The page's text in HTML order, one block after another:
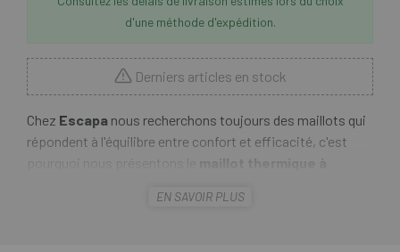
d'une méthode d'expédition.
Derniers articles en stock
Chez Escapa nous recherchons toujours des maillots qui
répondent à l'équilibre entre confort et efficacité, c'est
pourquoi nous présentons le
maillot thermique à
vêtement idéal pour tout cycliste à la recherche de confort
EN SAVOIR PLUS